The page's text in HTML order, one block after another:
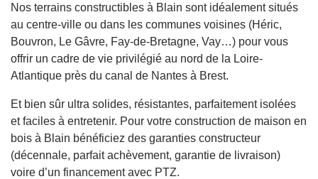
Nos terrains constructibles à Blain sont idéalement situés
au centre-ville ou dans les communes voisines (Héric,
Bouvron, Le Gâvre, Fay-de-Bretagne, Vay…) pour vous
offrir un cadre de vie privilégié au nord de la Loire-
Atlantique près du canal de Nantes à Brest.
Et bien sûr ultra solides, résistantes, parfaitement isolées
et faciles à entretenir. Pour votre construction de maison en
bois à Blain bénéficiez des garanties constructeur
(décennale, parfait achèvement, garantie de livraison)
voire d’un financement avec PTZ.